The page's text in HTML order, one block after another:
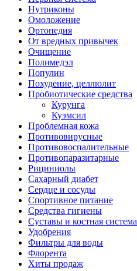
Нутриконы
Омоложение
Ортопедия
От вредных привычек
Очищение
Полимедэл
Популин
Похудение, целлюлит
Пробиотические средства
Курунга
Куэмсил
Проблемная кожа
Противовирусные
Противовоспалительные
Противопаразитарные
Рициниолы
Сахарный диабет
Сердце и сосуды
Спортивное питание
Средства гигиены
Суставы и костная система
Удобрения
Фильтры для воды
Флорента
Хиты продаж